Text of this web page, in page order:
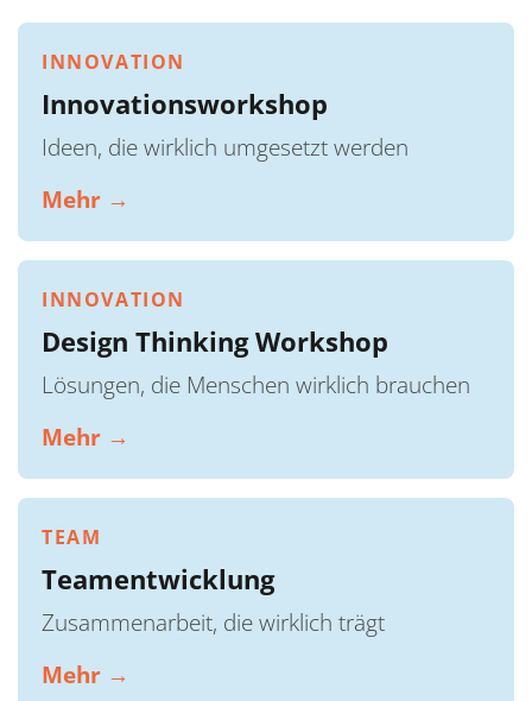
INNOVATION
Innovationsworkshop
Ideen, die wirklich umgesetzt werden
Mehr →
INNOVATION
Design Thinking Workshop
Lösungen, die Menschen wirklich brauchen
Mehr →
TEAM
Teamentwicklung
Zusammenarbeit, die wirklich trägt
Mehr →